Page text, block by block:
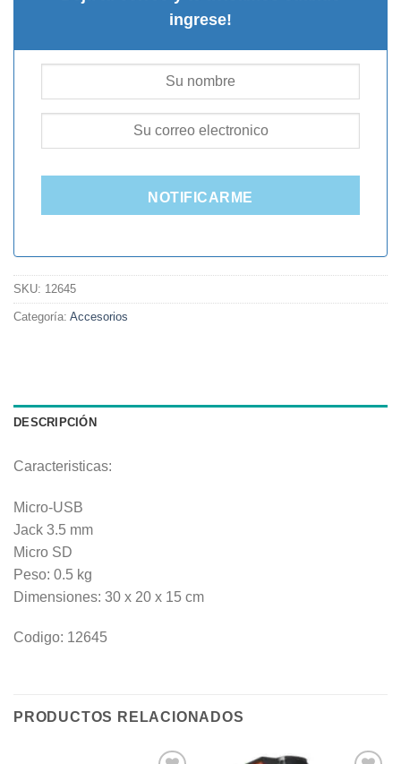
ingrese!
NOTIFICARME
SKU: 12645
Categoría: Accesorios
DESCRIPCIÓN
Caracteristicas:
Micro-USB
Jack 3.5 mm
Micro SD
Peso: 0.5 kg
Dimensiones: 30 x 20 x 15 cm
Codigo: 12645
PRODUCTOS RELACIONADOS